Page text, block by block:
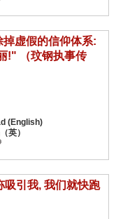
虚假的信仰体系:
!" （玟钢执事传
吸引我, 我们就快跑